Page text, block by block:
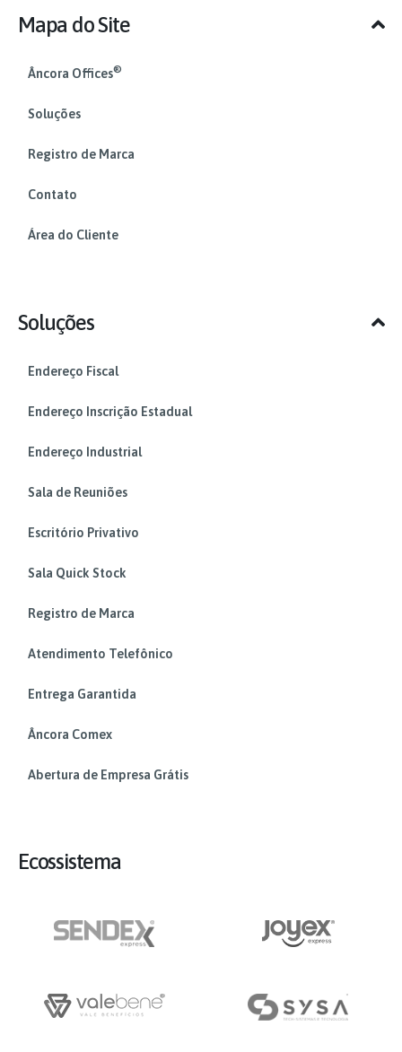
Mapa do Site
Âncora Offices®
Soluções
Registro de Marca
Contato
Área do Cliente
Soluções
Endereço Fiscal
Endereço Inscrição Estadual
Endereço Industrial
Sala de Reuniões
Escritório Privativo
Sala Quick Stock
Registro de Marca
Atendimento Telefônico
Entrega Garantida
Âncora Comex
Abertura de Empresa Grátis
Ecossistema